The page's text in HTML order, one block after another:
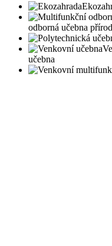
odborná učebna
učebna